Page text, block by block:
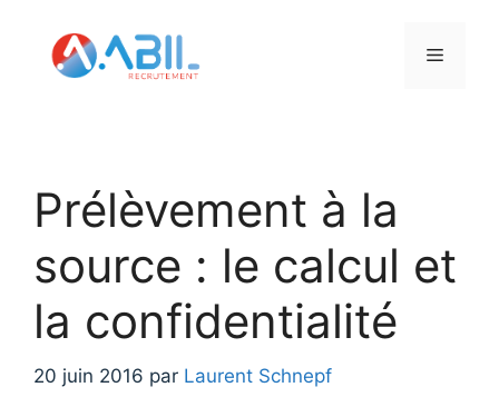
contenu
Menu
Prélèvement à la
source : le calcul et
la confidentialité
20 juin 2016 par Laurent Schnepf